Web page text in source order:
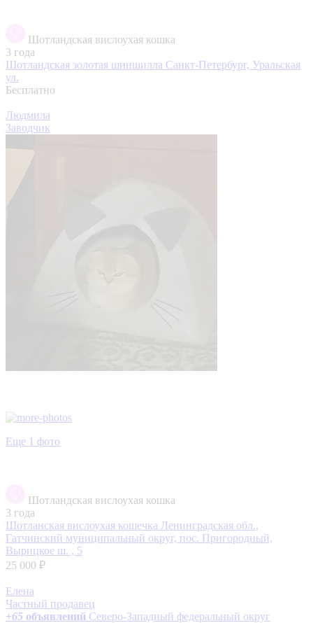
Шотландская вислоухая кошка
3 года
Шотландская золотая шиншилла Санкт-Петербург, Уральская
ул.
Бесплатно
Людмила
Заводчик
Еще 1 фото
Шотландская вислоухая кошка
3 года
Шотланская вислоухая кошечка Ленинградская обл.,
Гатчинский муниципальный округ, пос. Пригородный,
Вырицкое ш. , 5
25 000 ₽
Елена
Частный продавец
+65 объявлений Северо-Западный федеральный округ